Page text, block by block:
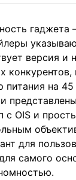
гаджета
версия и
питания на 45
с OIS и
для
самого